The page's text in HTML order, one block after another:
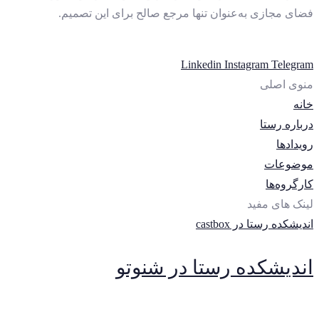
فضای مجازی به‌عنوان تنها مرجع صالح برای این تصمیم.
Linkedin Instagram Telegram
منوی اصلی
خانه
درباره رستا
رویدادها
موضوعات
کارگروه‌ها
لینک های مفید
اندیشکده رستا در castbox
اندیشکده رستا در شنوتو